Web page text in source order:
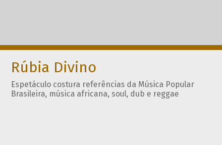
Rúbia Divino
Espetáculo costura referências da Música Popular
Brasileira, música africana, soul, dub e reggae